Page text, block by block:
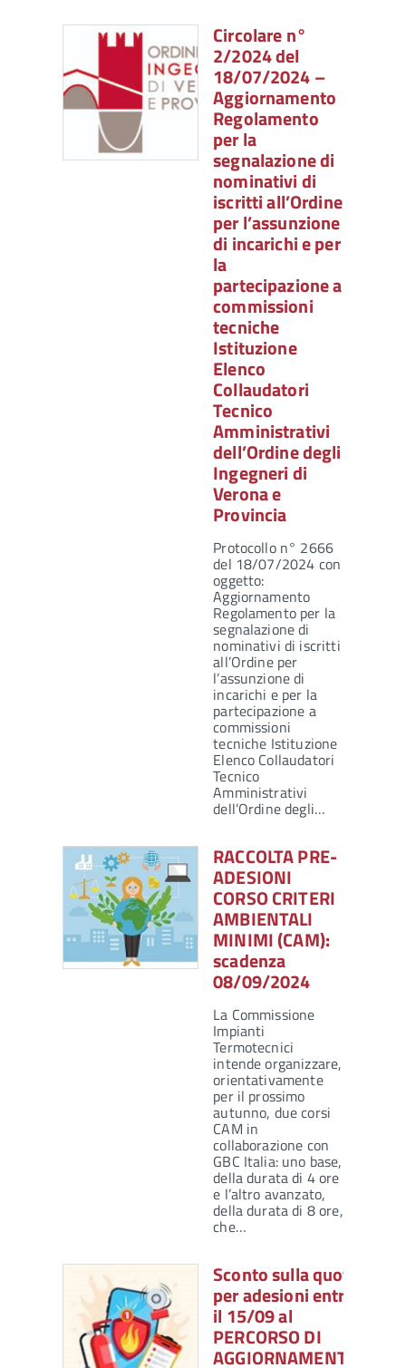
Circolare n°
2/2024 del
18/07/2024 –
Aggiornamento
Regolamento
per la
segnalazione di
nominativi di
iscritti all’Ordine
per l’assunzione
di incarichi e per
la
partecipazione a
commissioni
tecniche
Istituzione
Elenco
Collaudatori
Tecnico
Amministrativi
dell’Ordine degli
Ingegneri di
Verona e
Provincia
Protocollo n° 2666
del 18/07/2024 con
oggetto:
Aggiornamento
Regolamento per la
segnalazione di
nominativi di iscritti
all’Ordine per
l’assunzione di
incarichi e per la
partecipazione a
commissioni
tecniche Istituzione
Elenco Collaudatori
Tecnico
Amministrativi
dell’Ordine degli…
RACCOLTA PRE-
ADESIONI
CORSO CRITERI
AMBIENTALI
MINIMI (CAM):
scadenza
08/09/2024
La Commissione
Impianti
Termotecnici
intende organizzare,
orientativamente
per il prossimo
autunno, due corsi
CAM in
collaborazione con
GBC Italia: uno base,
della durata di 4 ore
e l’altro avanzato,
della durata di 8 ore,
che…
Sconto sulla quota
per adesioni entro
il 15/09 al
PERCORSO DI
AGGIORNAMENTO